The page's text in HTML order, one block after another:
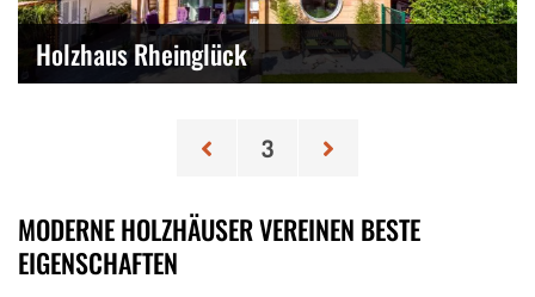
Holzhaus Rheinglück
Seitennummerierung der Beiträge
3
MODERNE HOLZHÄUSER VEREINEN BESTE
EIGENSCHAFTEN